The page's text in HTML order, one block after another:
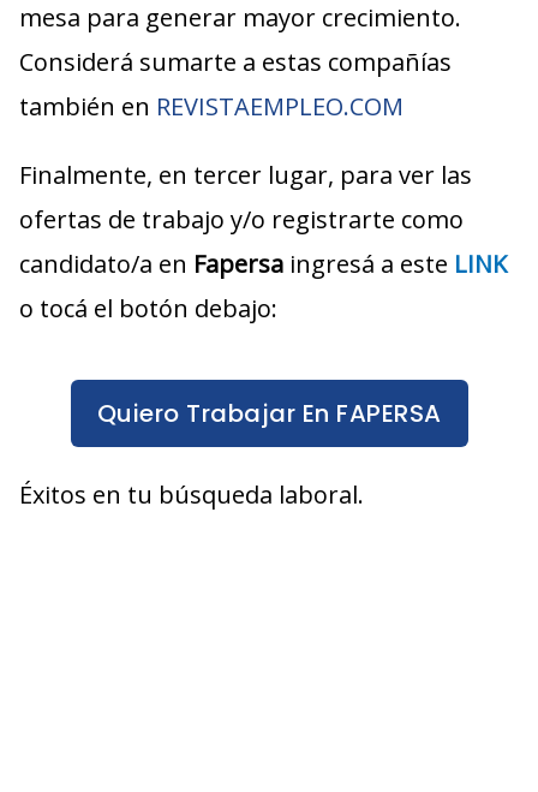
mesa para generar mayor crecimiento.
Considerá sumarte a estas compañías
también en REVISTAEMPLEO.COM
Finalmente, en tercer lugar, para ver las
ofertas de trabajo y/o registrarte como
candidato/a en Fapersa ingresá a este LINK
o tocá el botón debajo:
Quiero Trabajar En FAPERSA
Éxitos en tu búsqueda laboral.